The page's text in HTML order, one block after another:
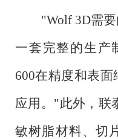
"Wolf 3D需
一套完整的生产
600在精度和表
应用。"此外，联
敏树脂材料、切